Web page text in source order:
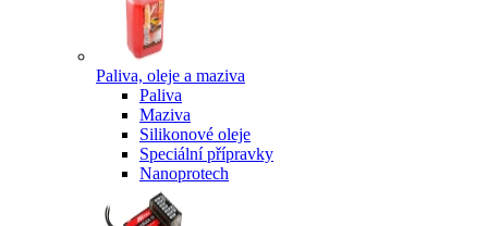
Paliva, oleje a maziva
Paliva
Maziva
Silikonové oleje
Speciální přípravky
Nanoprotech